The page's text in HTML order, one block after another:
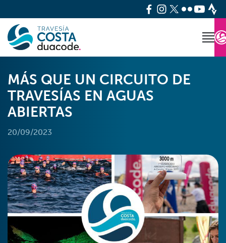
MÁS QUE UN CIRCUITO DE
TRAVESÍAS EN AGUAS
ABIERTAS
20/09/2023